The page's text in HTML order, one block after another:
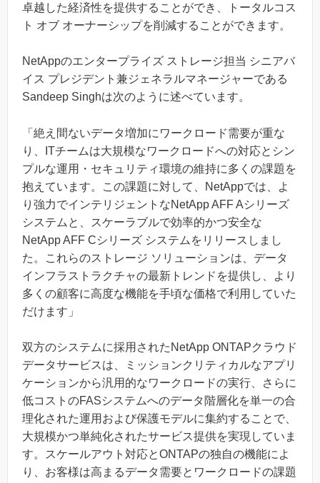
卓越した経済性を提供することができ、トータルコス
ト オブ オーナーシップを削減することができます。
NetAppのエンタープライズ ストレージ担当 シニアバ
イス プレジデント兼ジェネラルマネージャーである
Sandeep Singhは次のように述べています。
「絶え間ないデータ増加にワークロード需要が重な
り、ITチームは大規模なワークロードへの対応とシン
プルな運用・セキュリティ環境の維持に多くの課題を
抱えています。この課題に対して、NetAppでは、よ
り強力でインテリジェントなNetApp AFF Aシリーズ
システムと、スケーラブルで効率的かつ安全な
NetApp AFF Cシリーズ システムをリリースしまし
た。これらのストレージ ソリューションは、データ
インフラストラクチャの最新トレンドを提供し、より
多くの顧客に高度な機能を手頃な価格で利用していた
だけます」
双方のシステムに採用されたNetApp ONTAPクラウド
データサービスは、ミッションクリティカルなアプリ
ケーションから汎用的なワークロードの実行、さらに
低コストのFASシステムへのデータ階層化を単一の合
理化された運用および保護モデルに集約することで、
大規模かつ単純化されたサービス提供を実現していま
す。スケールアウト対応とONTAPの独自の機能によ
り、お客様は高まるデータ需要とワークロードの課題